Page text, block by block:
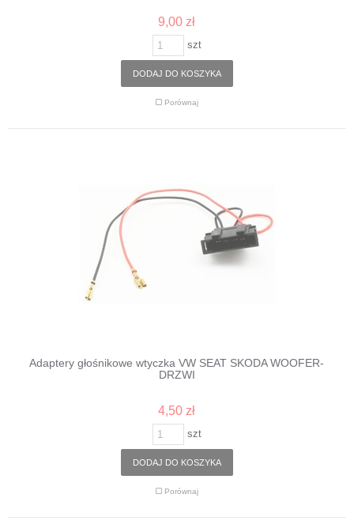
9,00 zł
szt
DODAJ DO KOSZYKA
Porównaj
Adaptery głośnikowe wtyczka VW SEAT SKODA WOOFER-
DRZWI
4,50 zł
szt
DODAJ DO KOSZYKA
Porównaj